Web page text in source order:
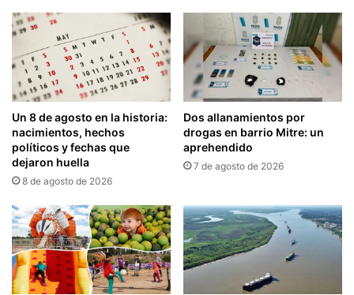
Un 8 de agosto en la historia:
nacimientos, hechos
políticos y fechas que
dejaron huella
8 de agosto de 2026
Dos allanamientos por
drogas en barrio Mitre: un
aprehendido
7 de agosto de 2026